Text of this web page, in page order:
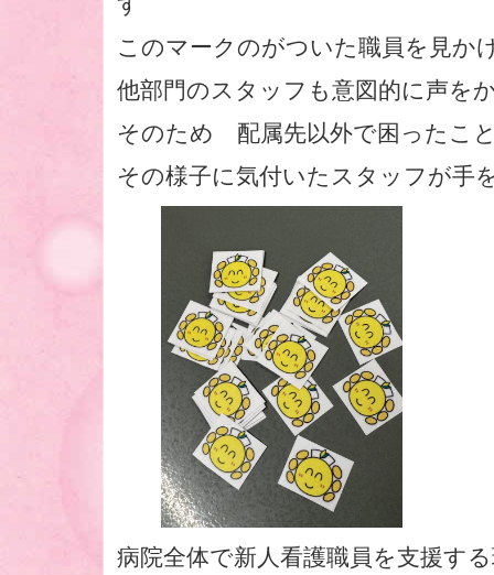
このマークのがついた職員を見
他部門のスタッフも意図的に声
そのため 配属先以外で困ったこ
その様子に気付いたスタッフが手
病院全体で新人看護職員を支援す